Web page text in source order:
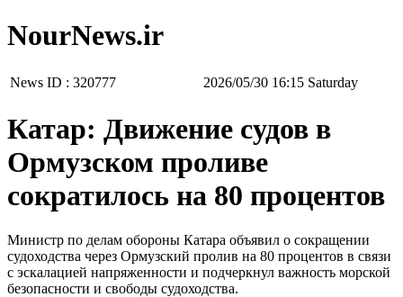
NourNews.ir
News ID : 320777 ‫Saturday‬ 16:15 2026/05/30
Катар: Движение судов в
Ормузском проливе
сократилось на 80 процентов
Министр по делам обороны Катара объявил о сокращении
судоходства через Ормузский пролив на 80 процентов в связи
с эскалацией напряженности и подчеркнул важность морской
безопасности и свободы судоходства.